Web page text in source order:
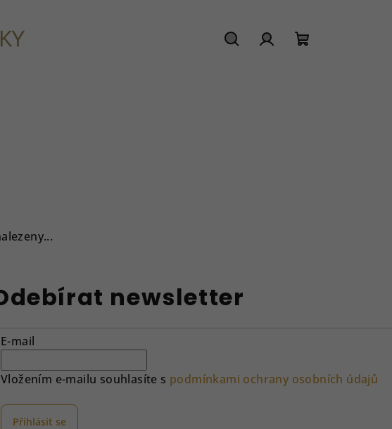
newsletter
E-mail
Vložením e-mailu souhlasíte s podmínkami ochrany osobních údajů
Přihlásit se